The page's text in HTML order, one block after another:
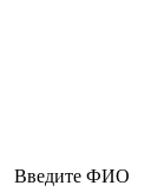
Введите ФИО